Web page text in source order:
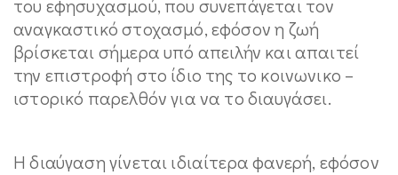
του εφησυχασμού, που συνεπάγεται τον
αναγκαστικό στοχασμό, εφόσον η ζωή
βρίσκεται σήμερα υπό απειλήν και απαιτεί
την επιστροφή στο ίδιο της το κοινωνικο –
ιστορικό παρελθόν για να το διαυγάσει.
Η διαύγαση γίνεται ιδιαίτερα φανερή, εφόσον